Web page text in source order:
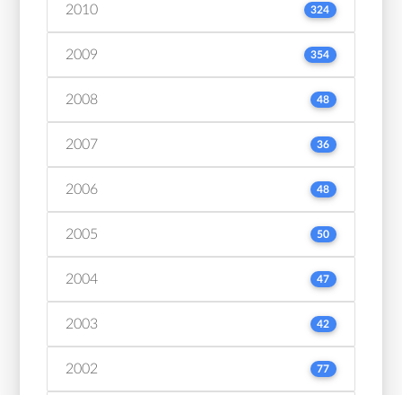
2010 324
2009 354
2008 48
2007 36
2006 48
2005 50
2004 47
2003 42
2002 77